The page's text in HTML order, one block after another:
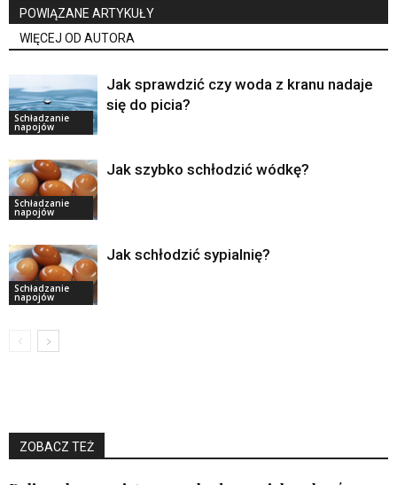
POWIĄZANE ARTYKUŁY
WIĘCEJ OD AUTORA
Schładzanie
napojów
Jak sprawdzić czy woda z kranu nadaje
się do picia?
Schładzanie
napojów
Jak szybko schłodzić wódkę?
Schładzanie
napojów
Jak schłodzić sypialnię?
ZOBACZ TEŻ